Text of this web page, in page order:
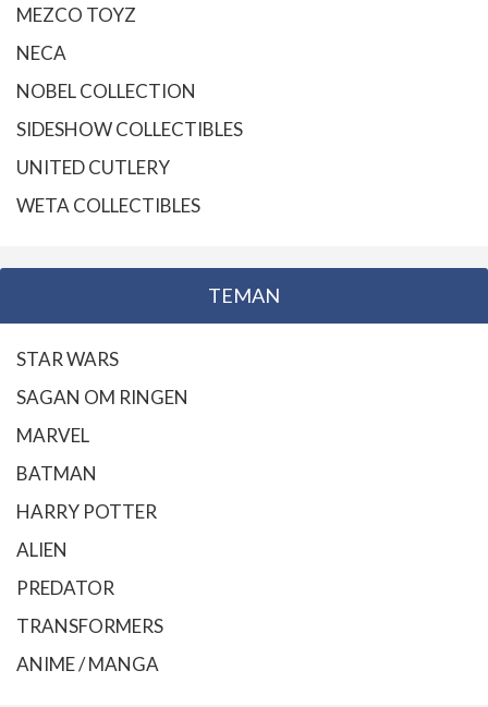
MEZCO TOYZ
NECA
NOBEL COLLECTION
SIDESHOW COLLECTIBLES
UNITED CUTLERY
WETA COLLECTIBLES
TEMAN
STAR WARS
SAGAN OM RINGEN
MARVEL
BATMAN
HARRY POTTER
ALIEN
PREDATOR
TRANSFORMERS
ANIME / MANGA